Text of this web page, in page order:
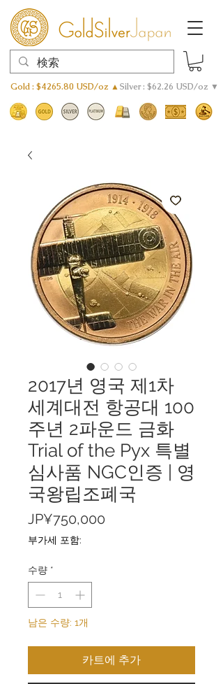
Gold : $4265.80 USD/oz ▲Silver : $62.26 USD/oz ▼
2017년 영국 제1차
세계대전 항공대 100
주년 2파운드 금화
Trial of the Pyx 특별
심사품 NGC인증 | 영
국왕립조폐국
JP¥750,000
부가세 포함:
수량 *
남은 수량: 1개
카트에 추가